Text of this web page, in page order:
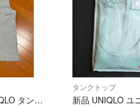
オールドUNIQLO タンクトップＭ
タンクトップ